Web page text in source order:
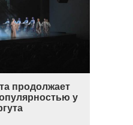
продолжает
у